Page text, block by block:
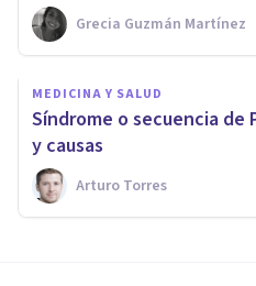
Grecia Guzmán Martínez
MEDICINA Y SALUD
Síndrome o secuencia
y causas
Arturo Torres